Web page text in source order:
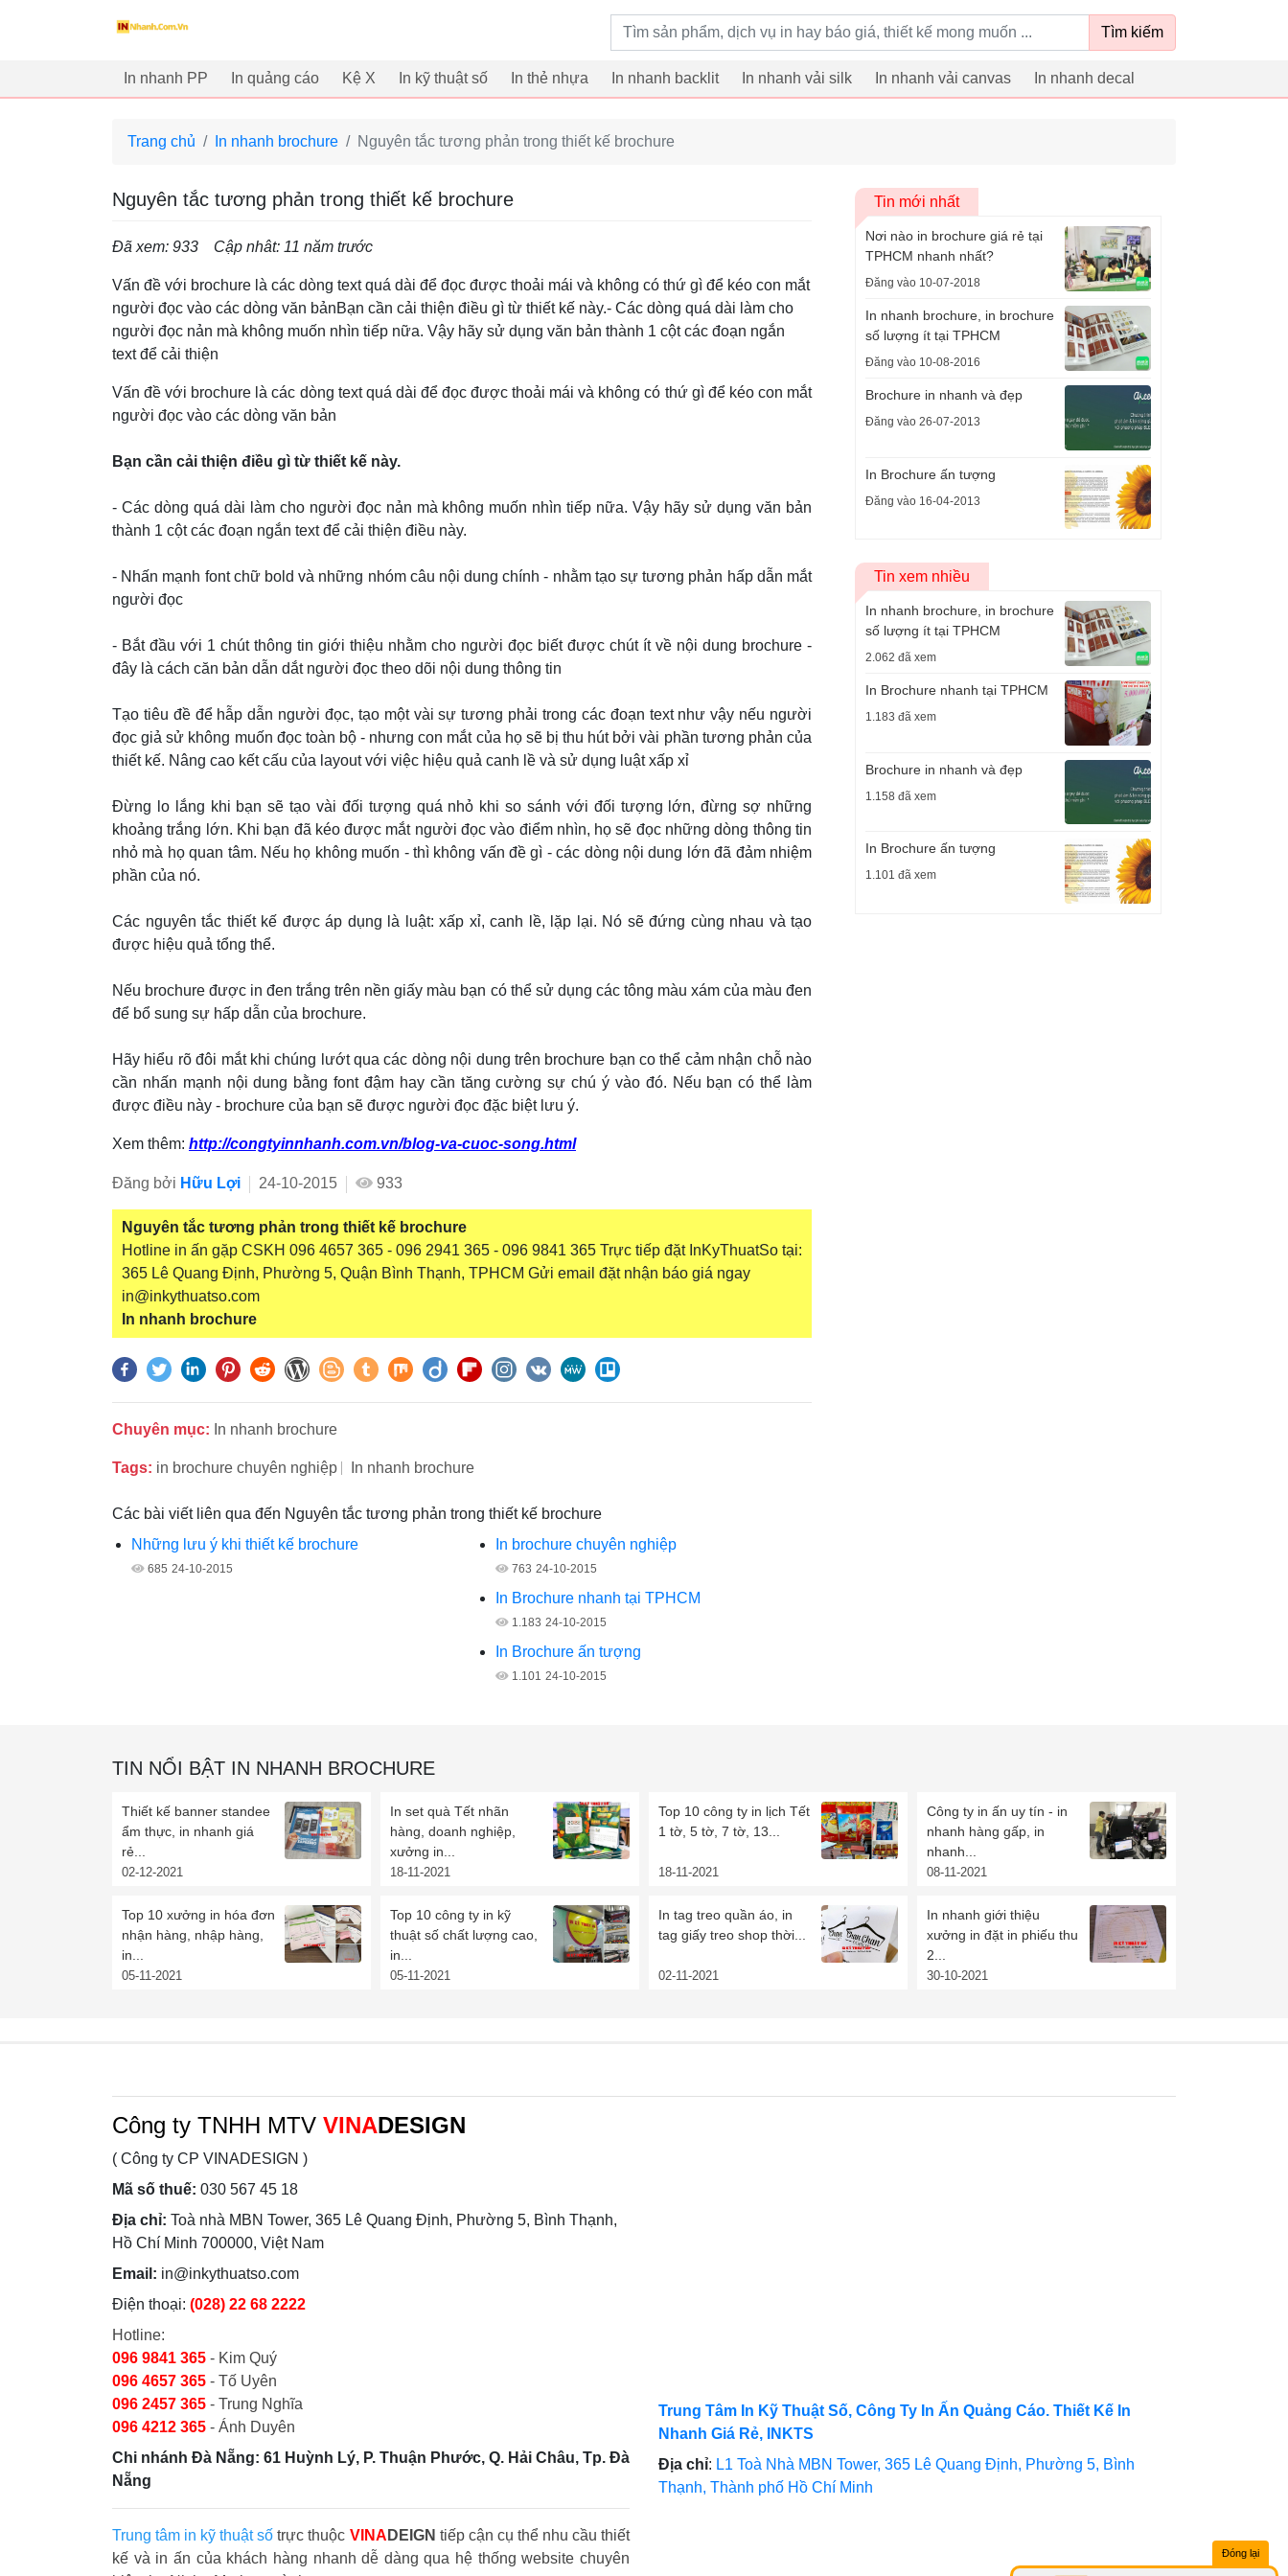
innhanh.com.vn Từ khoá tìm kiếm Tìm kiếm
In nhanh PP In quảng cáo Kệ X In kỹ thuật số In thẻ nhựa In nhanh backlit In nhanh vải silk In nhanh vải canvas In nhanh decal
Trang chủ In nhanh brochure Nguyên tắc tương phản trong thiết kế brochure
Nguyên tắc tương phản trong thiết kế brochure
Đã xem: 933 Cập nhât: 11 năm trước
Vấn đề với brochure là các dòng text quá dài để đọc được thoải mái và không có thứ gì để kéo con mắt
người đọc vào các dòng văn bảnBạn cần cải thiện điều gì từ thiết kế này.- Các dòng quá dài làm cho
người đọc nản mà không muốn nhìn tiếp nữa. Vậy hãy sử dụng văn bản thành 1 cột các đoạn ngắn
text để cải thiện
Vấn đề với brochure là các dòng text quá dài để đọc được thoải mái và không có thứ gì để kéo con mắt
người đọc vào các dòng văn bản
Bạn cần cải thiện điều gì từ thiết kế này.
- Các dòng quá dài làm cho người đọc nản mà không muốn nhìn tiếp nữa. Vậy hãy sử dụng văn bản
thành 1 cột các đoạn ngắn text để cải thiện điều này.
- Nhấn mạnh font chữ bold và những nhóm câu nội dung chính - nhằm tạo sự tương phản hấp dẫn mắt
người đọc
- Bắt đầu với 1 chút thông tin giới thiệu nhằm cho người đọc biết được chút ít về nội dung brochure -
đây là cách căn bản dẫn dắt người đọc theo dõi nội dung thông tin
Tạo tiêu đề để hẫp dẫn người đọc, tạo một vài sự tương phải trong các đoạn text như vậy nếu người
đọc giả sử không muốn đọc toàn bộ - nhưng con mắt của họ sẽ bị thu hút bởi vài phần tương phản của
thiết kế. Nâng cao kết cấu của layout với việc hiệu quả canh lề và sử dụng luật xấp xỉ
Đừng lo lắng khi bạn sẽ tạo vài đối tượng quá nhỏ khi so sánh với đối tượng lớn, đừng sợ những
khoảng trắng lớn. Khi bạn đã kéo được mắt người đọc vào điểm nhìn, họ sẽ đọc những dòng thông tin
nhỏ mà họ quan tâm. Nếu họ không muốn - thì không vấn đề gì - các dòng nội dung lớn đã đảm nhiệm
phần của nó.
Các nguyên tắc thiết kế được áp dụng là luật: xấp xỉ, canh lề, lặp lại. Nó sẽ đứng cùng nhau và tạo
được hiệu quả tổng thể.
Nếu brochure được in đen trắng trên nền giấy màu bạn có thể sử dụng các tông màu xám của màu đen
để bổ sung sự hấp dẫn của brochure.
Hãy hiểu rõ đôi mắt khi chúng lướt qua các dòng nội dung trên brochure bạn co thể cảm nhận chỗ nào
cần nhấn mạnh nội dung bằng font đậm hay cần tăng cường sự chú ý vào đó. Nếu bạn có thể làm
được điều này - brochure của bạn sẽ được người đọc đặc biệt lưu ý.
Xem thêm: http://congtyinnhanh.com.vn/blog-va-cuoc-song.html
Đăng bởi Hữu Lợi 24-10-2015 933
Nguyên tắc tương phản trong thiết kế brochure
Hotline in ấn gặp CSKH 096 4657 365 - 096 2941 365 - 096 9841 365 Trực tiếp đặt InKyThuatSo tại:
365 Lê Quang Định, Phường 5, Quận Bình Thạnh, TPHCM Gửi email đặt nhận báo giá ngay
in@inkythuatso.com
In nhanh brochure
Chuyên mục: In nhanh brochure
Tags: in brochure chuyên nghiệp In nhanh brochure
Các bài viết liên qua đến Nguyên tắc tương phản trong thiết kế brochure
Những lưu ý khi thiết kế brochure
685 24-10-2015
In brochure chuyên nghiệp
763 24-10-2015
In Brochure nhanh tại TPHCM
1.183 24-10-2015
In Brochure ấn tượng
1.101 24-10-2015
Tin mới nhất
Nơi nào in brochure giá rẻ tại
TPHCM nhanh nhất?
Đăng vào 10-07-2018
In nhanh brochure, in brochure
số lượng ít tại TPHCM
Đăng vào 10-08-2016
Brochure in nhanh và đẹp
Đăng vào 26-07-2013
In Brochure ấn tượng
Đăng vào 16-04-2013
Tin xem nhiều
In nhanh brochure, in brochure
số lượng ít tại TPHCM
2.062 đã xem
In Brochure nhanh tại TPHCM
1.183 đã xem
Brochure in nhanh và đẹp
1.158 đã xem
In Brochure ấn tượng
1.101 đã xem
TIN NỔI BẬT IN NHANH BROCHURE
Thiết kế banner standee
ẩm thực, in nhanh giá
rẻ...
02-12-2021
In set quà Tết nhãn
hàng, doanh nghiệp,
xưởng in...
18-11-2021
Top 10 công ty in lịch Tết
1 tờ, 5 tờ, 7 tờ, 13...
18-11-2021
Công ty in ấn uy tín - in
nhanh hàng gấp, in
nhanh...
08-11-2021
Top 10 xưởng in hóa đơn
nhận hàng, nhập hàng,
in...
05-11-2021
Top 10 công ty in kỹ
thuật số chất lượng cao,
in...
05-11-2021
In tag treo quần áo, in
tag giấy treo shop thời...
02-11-2021
In nhanh giới thiệu
xưởng in đặt in phiếu thu
2...
30-10-2021
Công ty TNHH MTV VINADESIGN
( Công ty CP VINADESIGN )
Mã số thuế: 030 567 45 18
Địa chỉ: Toà nhà MBN Tower, 365 Lê Quang Định, Phường 5, Bình Thạnh,
Hồ Chí Minh 700000, Việt Nam
Email: in@inkythuatso.com
Điện thoại: (028) 22 68 2222
Hotline:
096 9841 365 - Kim Quý
096 4657 365 - Tố Uyên
096 2457 365 - Trung Nghĩa
096 4212 365 - Ánh Duyên
Chi nhánh Đà Nẵng: 61 Huỳnh Lý, P. Thuận Phước, Q. Hải Châu, Tp. Đà
Nẵng
Trung tâm in kỹ thuật số trực thuộc VINA DEIGN tiếp cận cụ thể nhu cầu thiết
kế và in ấn của khách hàng nhanh dễ dàng qua hệ thống website chuyên
Trung Tâm In Kỹ Thuật Số, Công Ty In Ấn Quảng Cáo. Thiết Kế In
Nhanh Giá Rẻ, INKTS
Địa chỉ: L1 Toà Nhà MBN Tower, 365 Lê Quang Định, Phường 5, Bình
Thạnh, Thành phố Hồ Chí Minh
Đóng lại